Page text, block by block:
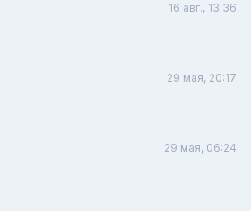
16 авг., 13:36
29 мая, 20:17
29 мая, 06:24